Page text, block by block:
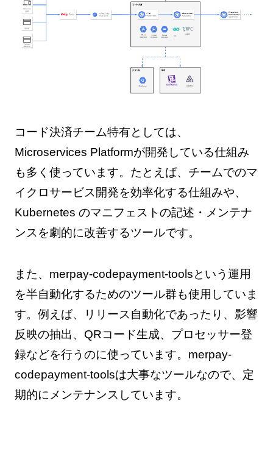
コード決済チーム特有としては、
Microservices Platformが開発している仕組み
も多く使っています。たとえば、チームでのマ
イクロサービス開発を効率化する仕組みや、
Kubernetes のマニフェストの記述・メンテナ
ンスを劇的に改善するツールです。
また、merpay-codepayment-toolsという運用
を半自動化するためのツール群も使用していま
す。例えば、リリース自動化であったり、影響
反映の抽出、QRコード生成、プロセッサー登
録などを行うのに使っています。merpay-
codepayment-toolsは大事なツールなので、定
期的にメンテナンスしています。